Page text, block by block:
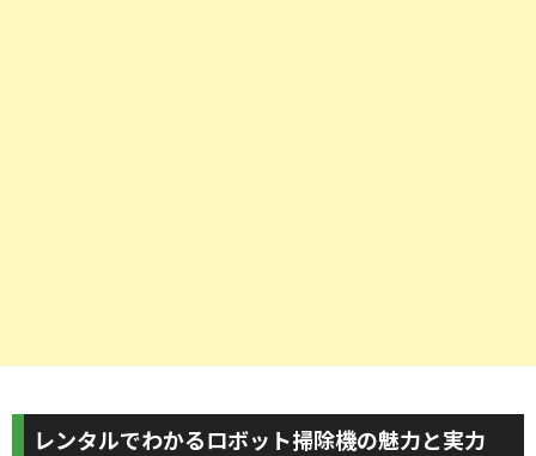
レンタルでわかるロボット掃除機の魅力と実力